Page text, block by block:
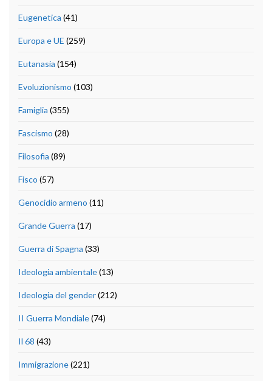
Eugenetica (41)
Europa e UE (259)
Eutanasia (154)
Evoluzionismo (103)
Famiglia (355)
Fascismo (28)
Filosofia (89)
Fisco (57)
Genocidio armeno (11)
Grande Guerra (17)
Guerra di Spagna (33)
Ideologia ambientale(13)
Ideologia del gender(212)
II Guerra Mondiale(74)
Il 68 (43)
Immigrazione(221)